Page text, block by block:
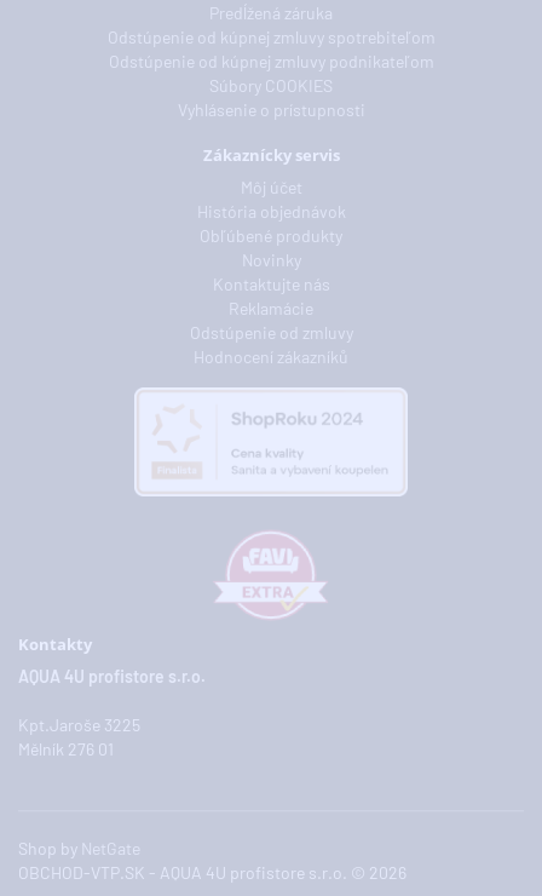
Predĺžená záruka
Odstúpenie od kúpnej zmluvy spotrebiteľom
Odstúpenie od kúpnej zmluvy podnikateľom
Súbory COOKIES
Vyhlásenie o prístupnosti
Zákaznícky servis
Môj účet
História objednávok
Obľúbené produkty
Novinky
Kontaktujte nás
Reklamácie
Odstúpenie od zmluvy
Hodnocení zákazníků
Kontakty
AQUA 4U profistore s.r.o.
Kpt.Jaroše 3225
Mělník 276 01
Shop by NetGate
OBCHOD-VTP.SK - AQUA 4U profistore s.r.o. © 2026